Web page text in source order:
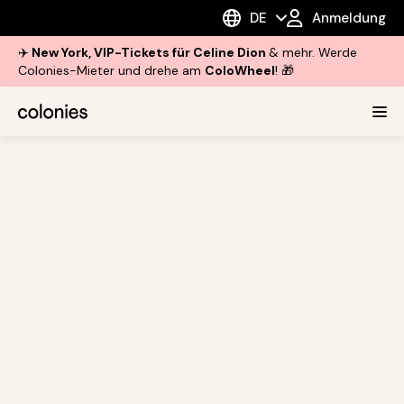
DE Anmeldung
✈️ New York, VIP-Tickets für Celine Dion & mehr. Werde
Colonies-Mieter und drehe am ColoWheel! 🎁